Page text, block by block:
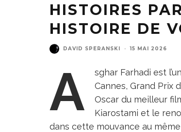
HISTOIRES
HISTOIRE DE
DAVID SPERANSKI · 15 MAI 2026
A
sghar Farhadi est
Cannes, Grand Prix
Oscar du meilleur
Kiarostami et le
dans cette mouvance au